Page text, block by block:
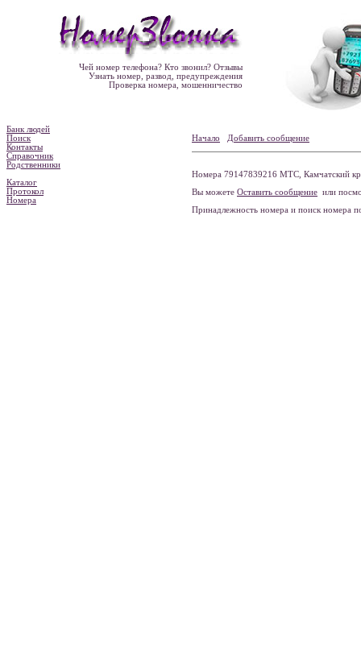
Чей номер телефона? Кто звонил? Отзывы
Узнать номер, развод, предупреждения
Проверка номера, мошенничество
Банк людей
Поиск
Контакты
Справочник
Родственники
Каталог
Протокол
Номера
Начало Добавить сообщение
Номера 79147839216 МТС, Камчатский
Вы можете Оставить сообщение или
Принадлежность номера и поиск номера